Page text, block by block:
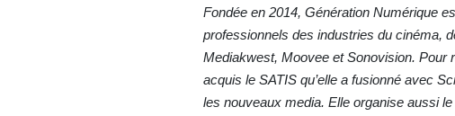
Fondée en 2014, Génération Numérique
professionnels des industries du cinéma,
Mediakwest, Moovee et Sonovision. Pour
acquis le SATIS qu’elle a fusionné avec
les nouveaux media. Elle organise aussi